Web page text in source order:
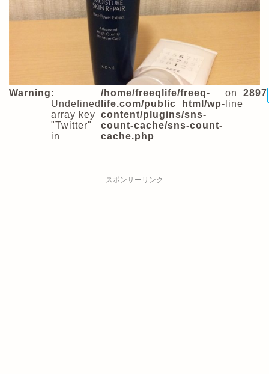
Warning:
Undefined
array key
"Twitter"
in
/home/freeqlife/freeq-
life.com/public_html/wp-
content/plugins/sns-
count-cache/sns-count-
cache.php
on
line
2897
スポンサーリンク